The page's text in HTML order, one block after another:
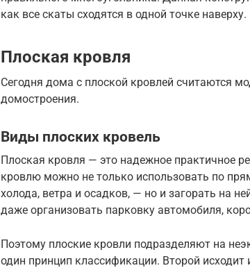
как все скаты сходятся в одной точке наверху.
Плоская кровля
Сегодня дома с плоской кровлей считаются
домостроения.
Виды плоских кровель
Плоская кровля — это надежное практичное
кровлю можно не только использовать по
холода, ветра и осадков, — но и загорать на
даже организовать парковку автомобиля,
Поэтому плоские кровли подразделяют на
один принцип классификации. Второй